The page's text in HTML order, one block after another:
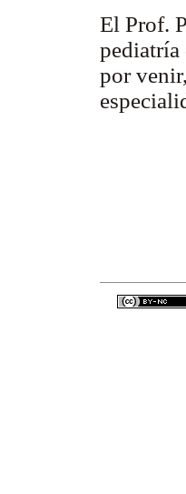
El Prof.
pediatría
por